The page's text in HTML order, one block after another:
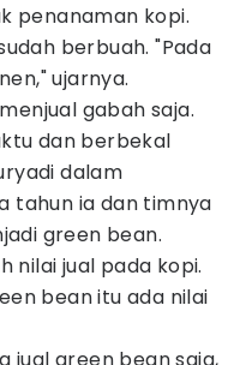
penanaman kopi.
berbuah. "Pada
ujarnya.
gabah saja.
dan berbekal
dalam
tahun ia dan timnya
green bean.
nilai jual pada kopi.
bean itu ada nilai